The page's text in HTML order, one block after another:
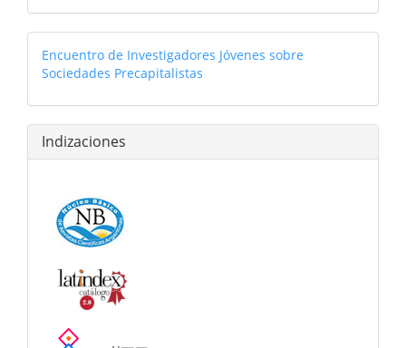
linkcongreso
Encuentro de Investigadores Jóvenes sobre
Sociedades Precapitalistas
Indizaciones